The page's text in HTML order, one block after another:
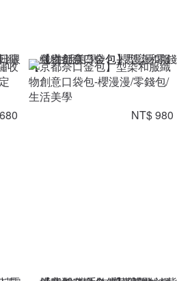
收
【京都奈口金包】型染和服織
物創意口袋包-櫻漫漫/零錢包/
生活美學
NT$ 980